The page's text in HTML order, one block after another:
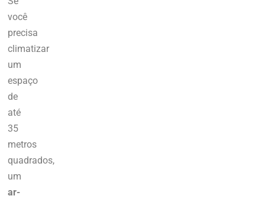
você
precisa
climatizar
um
espaço
de
até
35
metros
quadrados,
um
ar-